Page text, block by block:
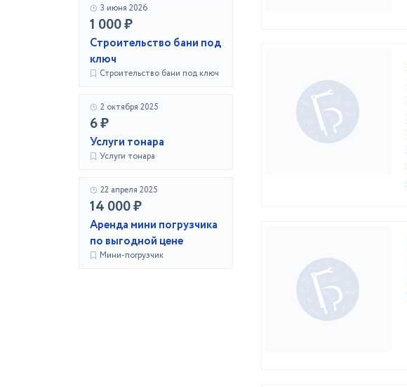
3 июня 2026
1 000 ₽
Строительство бани под
ключ
Строительство бани под ключ
2 октября 2025
6 ₽
Услуги тонара
Услуги тонара
22 апреля 2025
14 000 ₽
Аренда мини погрузчика
по выгодной цене
Мини-погрузчик